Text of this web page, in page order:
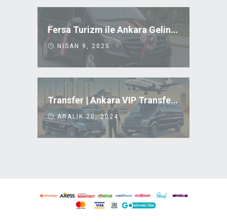
Fersa Turizm ile Ankara Gelin Arabası Kiralama
NISAN 9, 2025
Transfer | Ankara VIP Transfer Uygun Fiyatlar
ARALIK 20, 2024